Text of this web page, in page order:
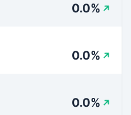
0.0%
0.0%
0.0%